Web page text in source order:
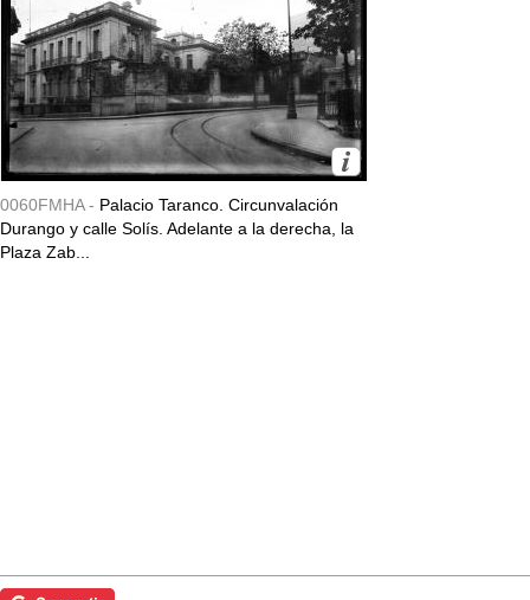
0060FMHA - Palacio Taranco. Circunvalación
Durango y calle Solís. Adelante a la derecha, la
Plaza Zab...